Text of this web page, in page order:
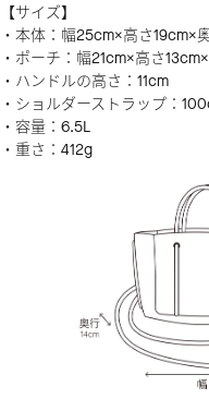
【サイズ】
・本体：幅25cm×高さ19cm×
・ポーチ：幅21cm×高さ
・ハンドルの高さ：11cm
・ショルダーストラップ：
・容量：6.5L
・重さ：412g